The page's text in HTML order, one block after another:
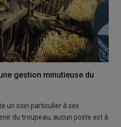
gestion minutieuse du
un soin particulier à ses
du troupeau, aucun poste est à